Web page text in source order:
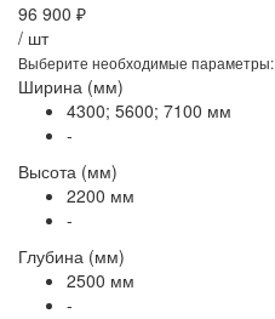
96 900 ₽
/ шт
Выберите необходимые параметры:
Ширина (мм)
4300; 5600; 7100 мм
-
Высота (мм)
2200 мм
-
Глубина (мм)
2500 мм
-